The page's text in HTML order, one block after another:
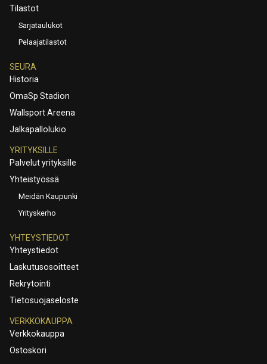
Tilastot
Sarjataulukot
Pelaajatilastot
SEURA
Historia
OmaSp Stadion
Wallsport Areena
Jalkapallolukio
YRITYKSILLE
Palvelut yrityksille
Yhteistyössä
Meidän Kaupunki
Yrityskerho
YHTEYSTIEDOT
Yhteystiedot
Laskutusosoitteet
Rekrytointi
Tietosuojaseloste
VERKKOKAUPPA
Verkkokauppa
Ostoskori